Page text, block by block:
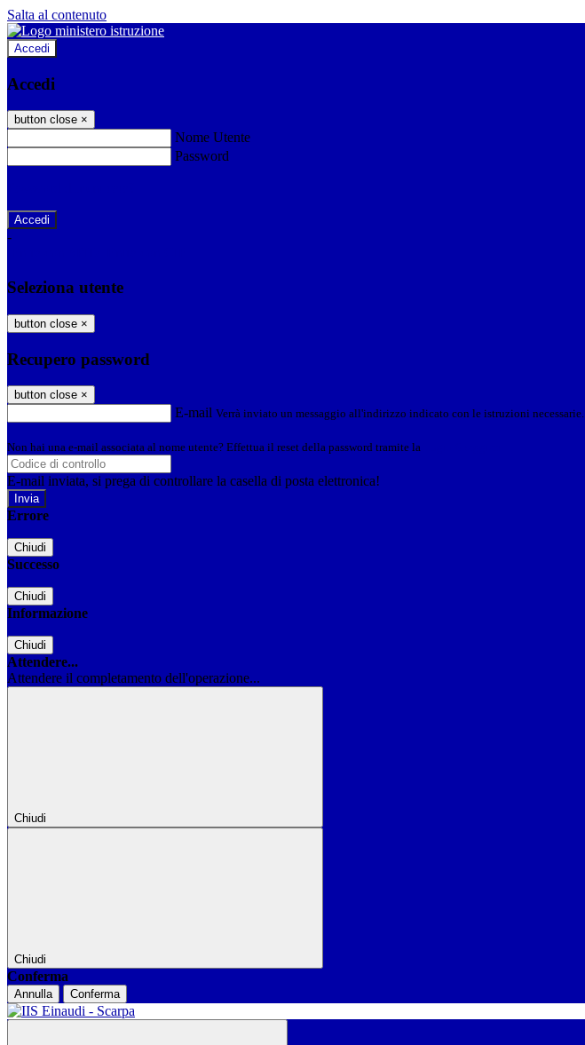
Salta al contenuto
Accedi
Accedi
button close ×
Nome Utente
Password
-
Seleziona utente
button close ×
Recupero password
button close ×
E-mail Verrà inviato un messaggio all'indirizzo indicato con le istruzioni necessarie.
Non hai una e-mail associata al nome utente? Effettua il reset della password tramite la
E-mail inviata, si prega di controllare la casella di posta elettronica!
Errore
Chiudi
Successo
Chiudi
Informazione
Chiudi
Attendere...
Attendere il completamento dell'operazione...
Chiudi
Chiudi
Conferma
Annulla Conferma